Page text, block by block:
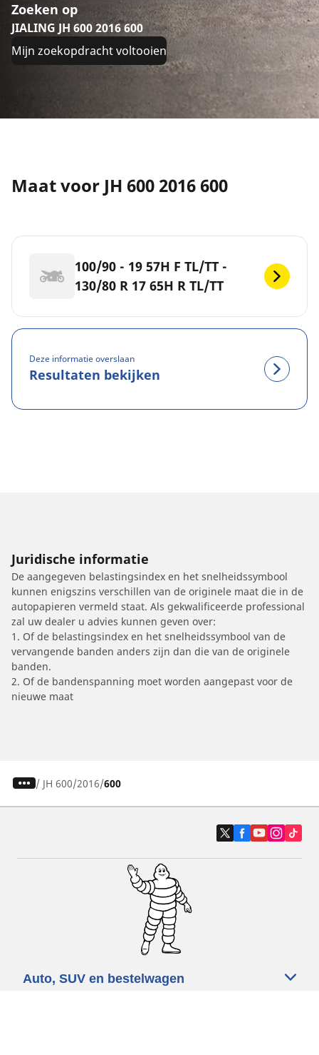
Zoeken op
JIALING JH 600 2016 600
Mijn zoekopdracht voltooien
Maat voor JH 600 2016 600
100/90 - 19 57H F TL/TT -
130/80 R 17 65H R TL/TT
Deze informatie overslaan
Resultaten bekijken
Juridische informatie
De aangegeven belastingsindex en het snelheidssymbool
kunnen enigszins verschillen van de originele maat die in de
autopapieren vermeld staat. Als gekwalificeerde professional
zal uw dealer u advies kunnen geven over:
1. Of de belastingsindex en het snelheidssymbool van de
vervangende banden anders zijn dan die van de originele
banden.
2. Of de bandenspanning moet worden aangepast voor de
nieuwe maat
/ JH 600 2016 600
Auto, SUV en bestelwagen